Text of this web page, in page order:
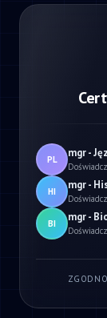
PL mgr -
HI mgr -
BI mgr -